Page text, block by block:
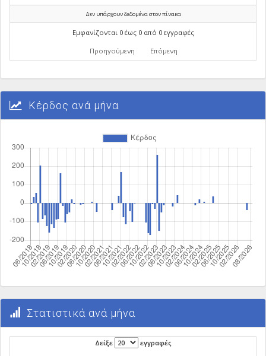
Δεν υπάρχουν δεδομένα στον πίνακα
Εμφανίζονται 0 έως 0 από 0 εγγραφές
Προηγούμενη Επόμενη
Κέρδος ανά μήνα
Στατιστικά ανά μήνα
Δείξε εγγραφές